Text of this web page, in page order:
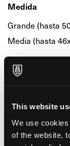
This website
We use
of the website,
Medida
Grande (hasta
Media (hasta
Superficie-
Acid